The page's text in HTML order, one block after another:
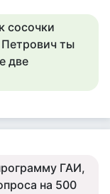
сосочки
Петрович ты
две
ГАИ,
на 500